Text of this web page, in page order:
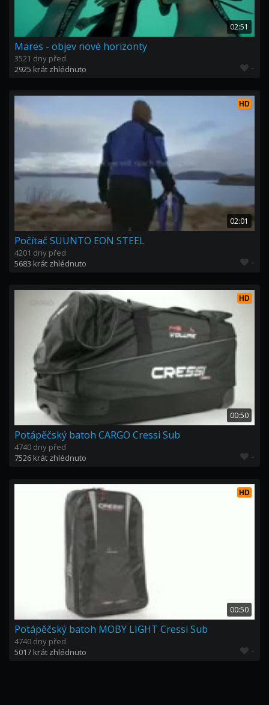
02:51
Mares - objev nové horizonty
3521 dny před
2925 krát zhlédnuto
-
HD
02:01
Počítač SUUNTO EON STEEL
4201 dny před
5683 krát zhlédnuto
-
HD
00:50
Potápěčský batoh CARGO Cressi Sub
4740 dny před
7526 krát zhlédnuto
-
HD
00:50
Potápěčský batoh MOBY LIGHT Cressi Sub
4740 dny před
5017 krát zhlédnuto
-